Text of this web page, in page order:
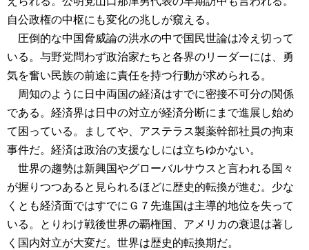
自公政権の中枢にも変化の兆しが窺える。
圧倒的な中国脅威論の洪水の中で国民世論は冷え切って
いる。与野党問わず政治家たちと各界のリーダーには、勇
気を奮い民族の前途に責任を持つ行動が求められる。
周知のように日中両国の経済はすでに密接不可分の関係
である。経済界は日中の対立が経済分断にまで進展し始め
て困っている。ましてや、アステラス製薬幹部社員の拘束
事件だ。経済は政治の支援なしには立ちゆかない。
世界の趨勢は新興国やグローバルサウスと言われる国々
が握りつつあると見られるほどに歴史的転換が進む。少な
くとも経済面ではすでにＧ７先進国は主導的地位を失って
いる。とりわけ戦後世界の覇権国、アメリカの衰退は著し
く国内対立が大変だ。世界は歴史的転換期だ。